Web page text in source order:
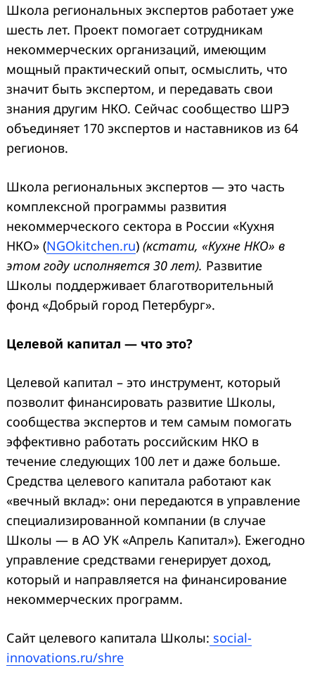
Школа региональных экспертов работает уже
шесть лет. Проект помогает сотрудникам
некоммерческих организаций, имеющим
мощный практический опыт, осмыслить, что
значит быть экспертом, и передавать свои
знания другим НКО. Сейчас сообщество ШРЭ
объединяет 170 экспертов и наставников из 64
регионов.
Школа региональных экспертов — это часть
комплексной программы развития
некоммерческого сектора в России «Кухня
НКО» (NGOkitchen.ru) (кстати, «Кухне НКО» в
этом году исполняется 30 лет). Развитие
Школы поддерживает благотворительный
фонд «Добрый город Петербург».
Целевой капитал — что это?
Целевой капитал – это инструмент, который
позволит финансировать развитие Школы,
сообщества экспертов и тем самым помогать
эффективно работать российским НКО в
течение следующих 100 лет и даже больше.
Средства целевого капитала работают как
«вечный вклад»: они передаются в управление
специализированной компании (в случае
Школы — в АО УК «Апрель Капитал»). Ежегодно
управление средствами генерирует доход,
который и направляется на финансирование
некоммерческих программ.
Сайт целевого капитала Школы: social-
innovations.ru/shre
Search